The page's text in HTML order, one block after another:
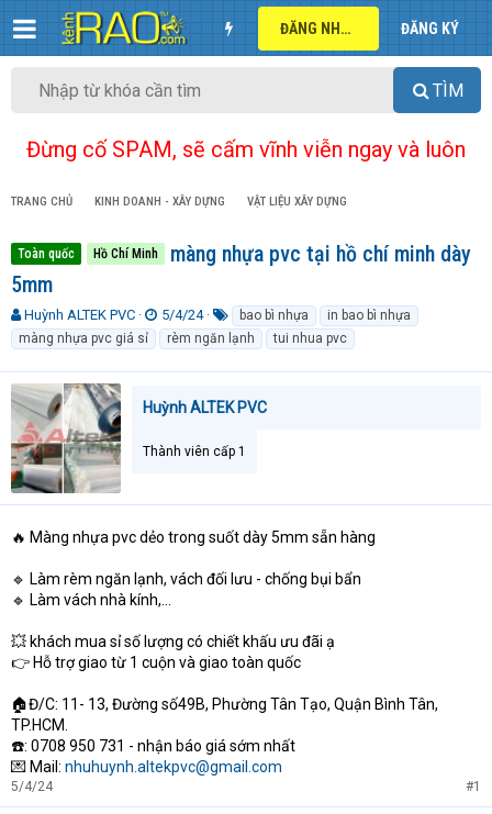
ĐĂNG NHẬP ĐĂNG KÝ
TÌM
Đừng cố SPAM, sẽ cấm vĩnh viễn ngay và luôn
TRANG CHỦ KINH DOANH - XÂY DỰNG VẬT LIỆU XÂY DỰNG
Toàn quốc Hồ Chí Minh
màng nhựa pvc tại hồ chí minh dày
5mm
T
h
r
e
a
d
s
t
a
r
e
Huỳnh ALTEK PVC
N
g
à
y
ử
5/4/24
ừ
k
h
a
bao bì nhựa
in bao bì nhựa
màng nhựa pvc giá sỉ
rèm ngăn lạnh tui nhua pvc
Huỳnh ALTEK PVC
Thành viên cấp 1
🔥 Màng nhựa pvc dẻo trong suốt dày 5mm sẵn hàng
🔹 Làm rèm ngăn lạnh, vách đối lưu - chống bụi bẩn
🔹 Làm vách nhà kính,...
💥 khách mua sỉ số lượng có chiết khấu ưu đãi ạ
👉 Hỗ trợ giao từ 1 cuộn và giao toàn quốc
🏠Đ/C: 11- 13, Đường số49B, Phường Tân Tạo, Quận Bình Tân,
TP.HCM.
☎️: 0708 950 731 - nhận báo giá sớm nhất
💌 Mail: nhuhuynh.altekpvc@gmail.com
5/4/24 #1